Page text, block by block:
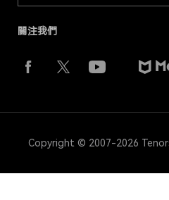
關注我們
Copyright © 2007-2026